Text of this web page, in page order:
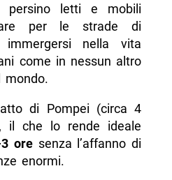
letti e mobili
per le strade di
immergersi nella vita
come in nessun altro
mondo.
di Pompei (circa 4
il che lo rende ideale
oresenza l’affanno di
enormi.